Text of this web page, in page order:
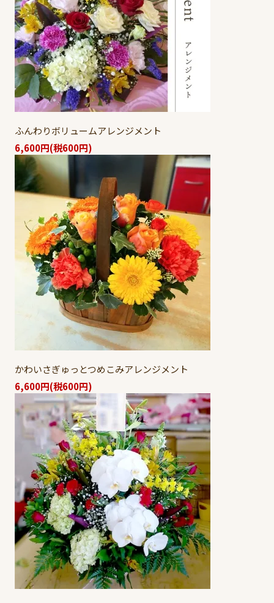
ふんわりボリュームアレンジメント
6,600円(税600円)
かわいさぎゅっとつめこみアレンジメント
6,600円(税600円)